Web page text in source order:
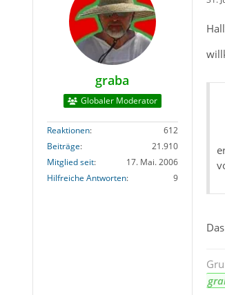
graba
Globaler Moderator
Reaktionen
612
Beiträge
21.910
Mitglied seit
17. Mai. 2006
Hilfreiche Antworten
9